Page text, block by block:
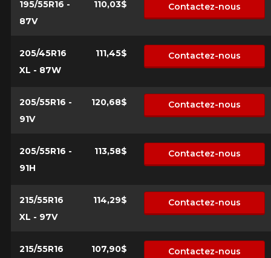
195/55R16 -
87V
110,03$ Contactez-nous
205/45R16
XL - 87W
111,45$ Contactez-nous
205/55R16 -
91V
120,68$ Contactez-nous
205/55R16 -
91H
113,58$ Contactez-nous
215/55R16
XL - 97V
114,29$ Contactez-nous
215/55R16
107,90$ Contactez-nous